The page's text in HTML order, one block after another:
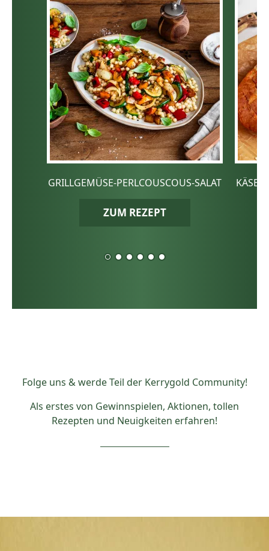
GRILLGEMÜSE-PERLCOUSCOUS-SALAT
ZUM REZEPT
KÄSE-
Folge uns & werde Teil der Kerrygold Community!
Als erstes von Gewinnspielen, Aktionen, tollen
Rezepten und Neuigkeiten erfahren!